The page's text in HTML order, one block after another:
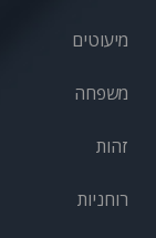
מיעוטים
משפחה
זהות
רוחניות